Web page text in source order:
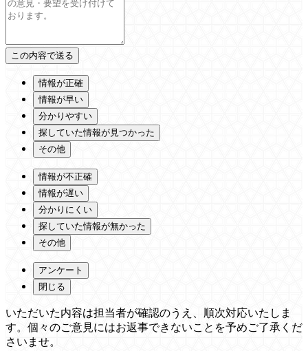
情報が正確
情報が早い
分かりやすい
探していた情報が見つかった
その他
情報が不正確
情報が遅い
分かりにくい
探していた情報が無かった
その他
アンケート
閉じる
いただいた内容は担当者が確認のうえ、順次対応いたしま
す。個々のご意見にはお返事できないことを予めご了承くだ
さいませ。